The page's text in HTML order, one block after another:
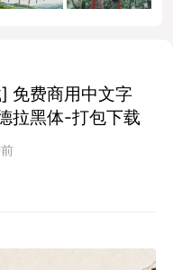
免费商用中文字
拉黑体-打包下载